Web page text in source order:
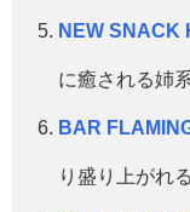
NEW SNACK
に癒される姉
BAR
り盛り上がれ